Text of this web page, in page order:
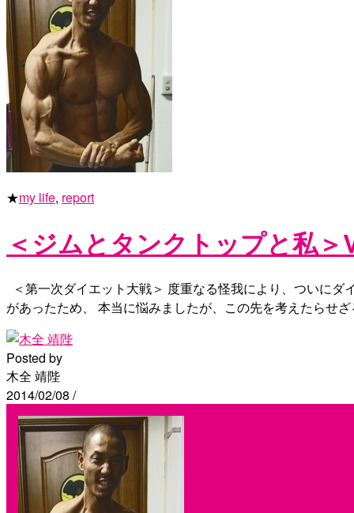
★my life, report
＜ジムとタンクトップと私＞
＜第一次ダイエット大戦＞ 度重なる怪我により、ついに
があったため、 本当に悩みましたが、この先を考えたらせ
Posted by
木全 靖陛
2014/02/08 /